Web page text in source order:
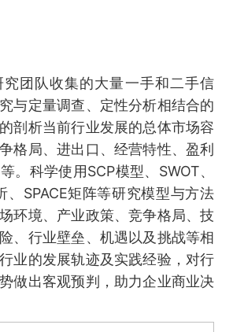
团队收集的大量一手和二手信
与定量调查、定性分析相结合的
剖析当前行业发展的总体市场容
格局、进出口、经营特性、盈利
。科学使用SCP模型、SWOT、
、SPACE矩阵等研究模型与方法
环境、产业政策、竞争格局、技
、行业壁垒、机遇以及挑战等相
业的发展轨迹及实践经验，对行
做出客观预判，助力企业商业决